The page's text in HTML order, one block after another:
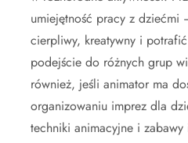
umiejętność pracy z dziećmi
cierpliwy, kreatywny i
podejście do różnych grup
również, jeśli animator ma
organizowaniu imprez dla
techniki animacyjne i zabawy